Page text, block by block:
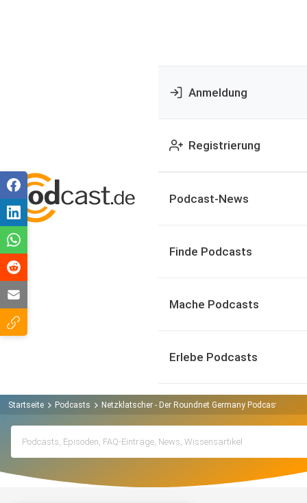
Anmeldung
Registrierung
Podcast-News
Finde Podcasts
Mache Podcasts
Erlebe Podcasts
Startseite Podcasts Netzklatscher - Der Roundnet Germany Podcast